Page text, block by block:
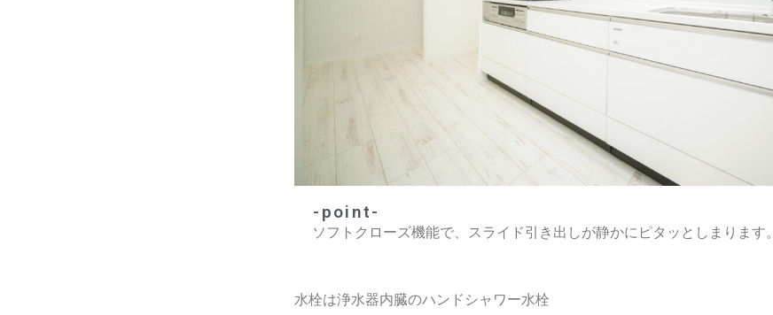
-point-​
ソフトクローズ機能で、スライド引き出しが静かにピタッとしまります。
水栓は浄水器内臓のハンドシャワー水栓